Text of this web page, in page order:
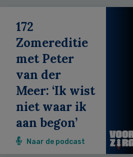
172
Zomereditie
met Peter
van der
Meer: ‘Ik wist
niet waar ik
aan begon’
Naar de podcast